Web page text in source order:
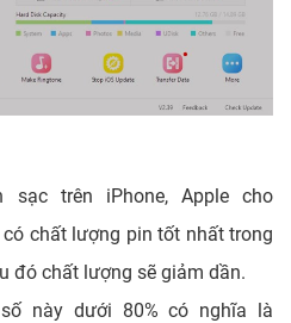
sạc trên iPhone, Apple cho
chất lượng pin tốt nhất trong
đó chất lượng sẽ giảm dần.
này dưới 80% có nghĩa là